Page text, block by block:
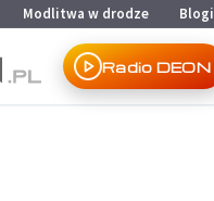
Modlitwa w drodze Blogi
Radio DEON